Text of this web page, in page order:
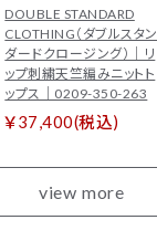
DOUBLE STANDARD
CLOTHING（ダブルスタン
ダードクロージング）｜リ
ップ刺繍天竺編みニットト
ップス｜0209-350-263
￥37,400(税込)
view more